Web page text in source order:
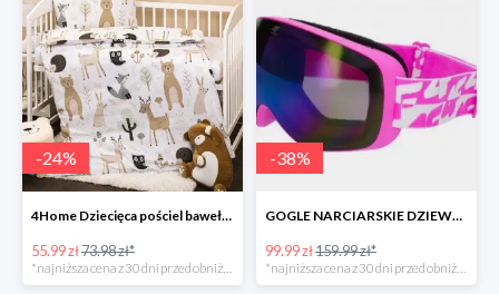
-24%
4Home Dziecięca pościel bawełniana do łóżeczka Nordic Friends -24%
55.99 zł73.98 zł*
-38%
GOGLE NARCIARSKIE DZIEWCZĘCE -37%
99.99 zł159.99 zł*